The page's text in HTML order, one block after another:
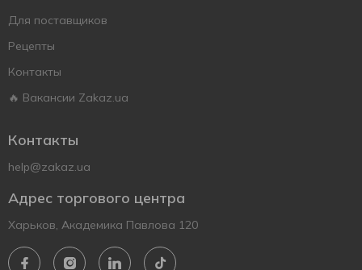
Для поставщиков
Рецепты
Контакты
🔥 Вакансии Zakaz.ua
Контакты
help@zakaz.ua
Адрес торгового центра
Харьков, Академика Павлова 120